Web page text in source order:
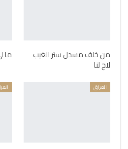
من خلف مسدل ستر الغيب
لاح لنا
ما
العراق